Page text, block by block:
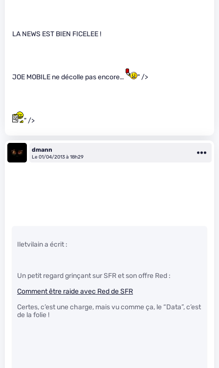
LA NEWS EST BIEN FICELEE !
JOE MOBILE ne décolle pas encore… " />
" />
dmann
Le 01/04/2013 à 18h29
Iletvilain a écrit :
Un petit regard grinçant sur SFR et son offre Red :
Comment être raide avec Red de SFR
Certes, c’est une charge, mais vu comme ça, le “Data”, c’est
de la folie !